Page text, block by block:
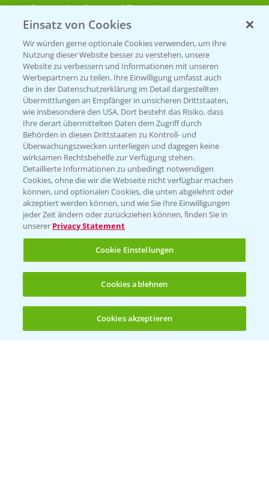
(noch 4)
Sammelstellen und Termine
PRE - Chemikalien sicher entsorgen
Sammelstellen und Termine
Kontakt & Notfall
Beratung auf WhatsApp
T.+49 (0)174 346 564 1
KONTAKT
Hilfe in Notfällen
T.+49 (0)214/30-20220
Folgen Sie uns
Einsatz von Cookies
Wir würden gerne optionale Cookies verwenden, um Ihre
Nutzung dieser Website besser zu verstehen, unsere
Website zu verbessern und Informationen mit unseren
Werbepartnern zu teilen. Ihre Einwilligung umfasst auch
die in der Datenschutzerklärung im Detail dargestellten
Übermittlungen an Empfänger in unsicheren Drittstaaten,
wie insbesondere den USA. Dort besteht das Risiko, dass
Ihre derart übermittelten Daten dem Zugriff durch
Behörden in diesen Drittstaaten zu Kontroll- und
Überwachungszwecken unterliegen und dagegen keine
wirksamen Rechtsbehelfe zur Verfügung stehen.
Detaillierte Informationen zu unbedingt notwendigen
Cookies, ohne die wir die Webseite nicht verfügbar machen
können, und optionalen Cookies, die unten abgelehnt oder
akzeptiert werden können, und wie Sie Ihre Einwilligungen
jeder Zeit ändern oder zurückziehen können, finden Sie in
unserer Privacy Statement
Cookie Einstellungen
Cookies ablehnen
Cookies akzeptieren